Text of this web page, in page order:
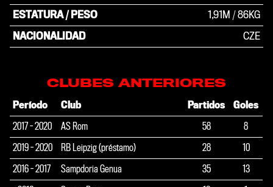
ESTATURA / PESO
1,91M /86KG
NACIONALIDAD
CZE
CLUBES ANTERIORES
Período Club Partidos
Goles
2017 - 2020
AS Rom 58
8
2019 - 2020
RB Leipzig (préstamo) 28
10
2016 - 2017
Sampdoria Genua 35
13